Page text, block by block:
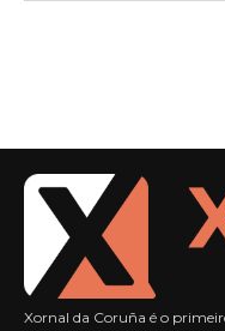
Xornal da Coruña é o